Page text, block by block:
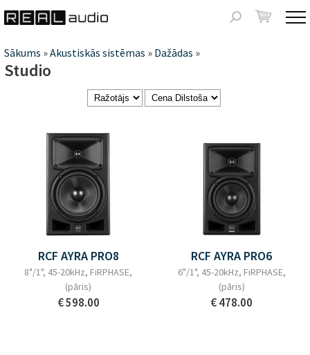
Meklēšanas
Jūs
atrodaties
Sākums »Akustiskās sistēmas » Dažādas »
Studio
RCF AYRA PRO8
8"/1", 45-20kHz, FiRPHASE,
(pāris)
€ 598.00
RCF AYRA PRO6
6"/1", 45-20kHz, FiRPHASE,
(pāris)
€ 478.00